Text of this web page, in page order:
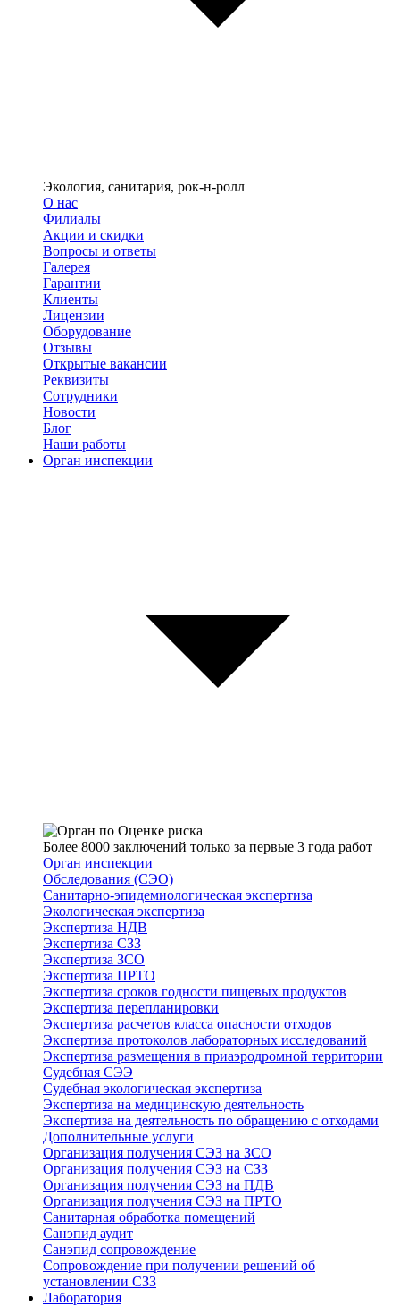
Экология, санитария, рок-н-ролл
О нас
Филиалы
Акции и скидки
Вопросы и ответы
Галерея
Гарантии
Клиенты
Лицензии
Оборудование
Отзывы
Открытые вакансии
Реквизиты
Сотрудники
Новости
Блог
Наши работы
Орган инспекции
Более 8000 заключений только за первые 3 года работ
Орган инспекции
Обследования (СЭО)
Санитарно-эпидемиологическая экспертиза
Экологическая экспертиза
Экспертиза НДВ
Экспертиза СЗЗ
Экспертиза ЗСО
Экспертиза ПРТО
Экспертиза сроков годности пищевых продуктов
Экспертиза перепланировки
Экспертиза расчетов класса опасности отходов
Экспертиза протоколов лабораторных исследований
Экспертиза размещения в приаэродромной территории
Судебная СЭЭ
Судебная экологическая экспертиза
Экспертиза на медицинскую деятельность
Экспертиза на деятельность по обращению с отходами
Дополнительные услуги
Организация получения СЭЗ на ЗСО
Организация получения СЭЗ на СЗЗ
Организация получения СЭЗ на ПДВ
Организация получения СЭЗ на ПРТО
Санитарная обработка помещений
Санэпид аудит
Санэпид сопровождение
Сопровождение при получении решений об
установлении СЗЗ
Лаборатория